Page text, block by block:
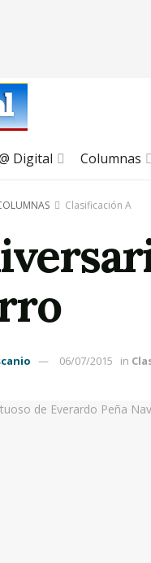
Digital Columnas
Clasificación A
06/07/2015 in